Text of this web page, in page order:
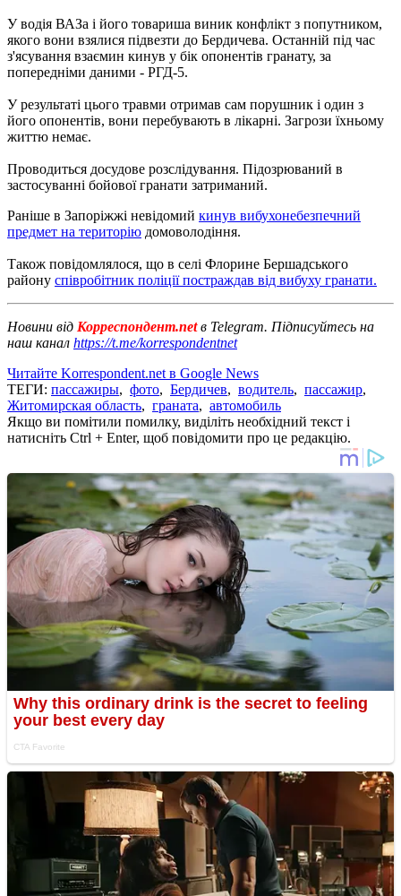
У водія ВАЗа і його товариша виник конфлікт з попутником,
якого вони взялися підвезти до Бердичева. Останній під час
з'ясування взаємин кинув у бік опонентів гранату, за
попередніми даними - РГД-5.
У результаті цього травми отримав сам порушник і один з
його опонентів, вони перебувають в лікарні. Загрози їхньому
життю немає.
Проводиться досудове розслідування. Підозрюваний в
застосуванні бойової гранати затриманий.
Раніше в Запоріжжі невідомий кинув вибухонебезпечний
предмет на територію домоволодіння.
Також повідомлялося, що в селі Флорине Бершадського
району співробітник поліції постраждав від вибуху гранати.
Новини від Корреспондент.netв Telegram. Підписуйтесь на
наш канал https://t.me/korrespondentnet
Читайте Korrespondent.net в Google News
ТЕГИ: пассажиры, фото, Бердичев, водитель, пассажир,
Житомирская область, граната, автомобиль
Якщо ви помітили помилку, виділіть необхідний текст і
натисніть Ctrl + Enter, щоб повідомити про це редакцію.